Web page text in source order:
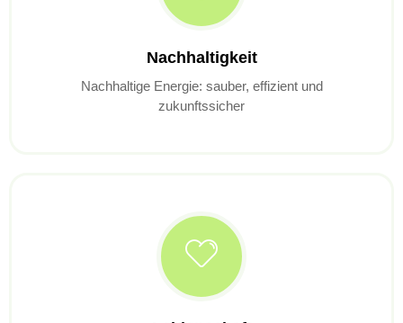
Nachhaltigkeit
Nachhaltige Energie: sauber, effizient und
zukunftssicher